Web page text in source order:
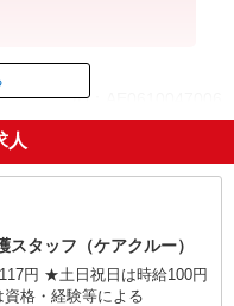
ID：AE0610047006
了
人
タッフ（ケアクルー）
給100円
格・経験等による